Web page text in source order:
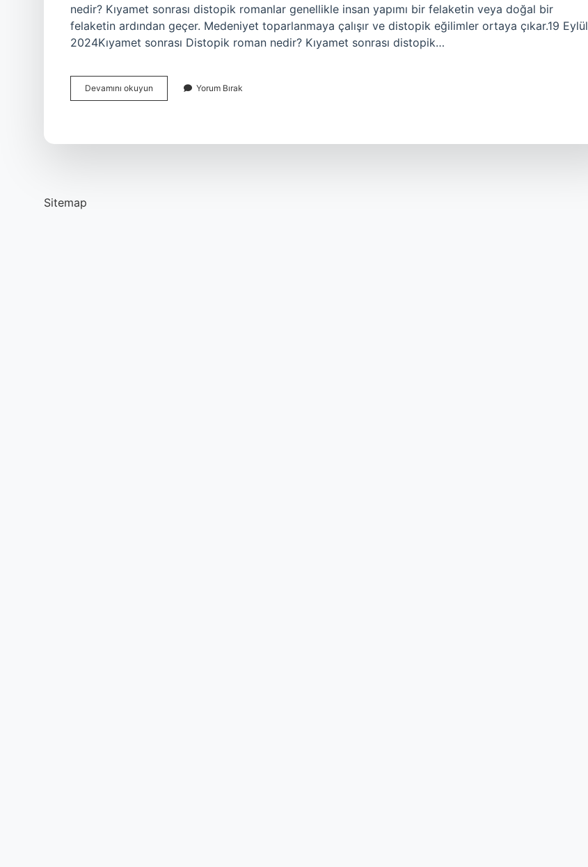
nedir? Kıyamet sonrası distopik romanlar genellikle insan yapımı bir felaketin veya doğal bir
felaketin ardından geçer. Medeniyet toparlanmaya çalışır ve distopik eğilimler ortaya çıkar.19 Eylül
2024Kıyamet sonrası Distopik roman nedir? Kıyamet sonrası distopik…
Devamını okuyun Apokaliptik
Hastalığı
Yorum Bırak
Sitemap